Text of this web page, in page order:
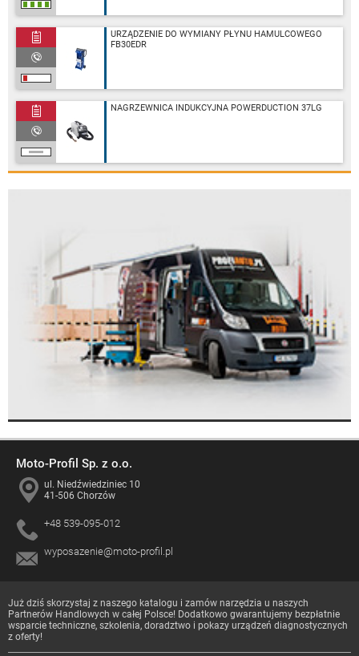
URZĄDZENIE DO WYMIANY PŁYNU HAMULCOWEGO
FB30EDR
NAGRZEWNICA INDUKCYJNA POWERDUCTION 37LG
Moto-Profil Sp. z o.o.
ul. Niedźwiedziniec 10
41-506 Chorzów
+48 539-095-012
wyposazenie@moto-profil.pl
Już dziś skorzystaj z naszego katalogu i zamów narzędzia u naszych
Partnerów Handlowych w całej Polsce! Dodatkowo gwarantujemy bezpłatnie
wsparcie techniczne, szkolenia, doradztwo i pokazy urządzeń diagnostycznych
z oferty!